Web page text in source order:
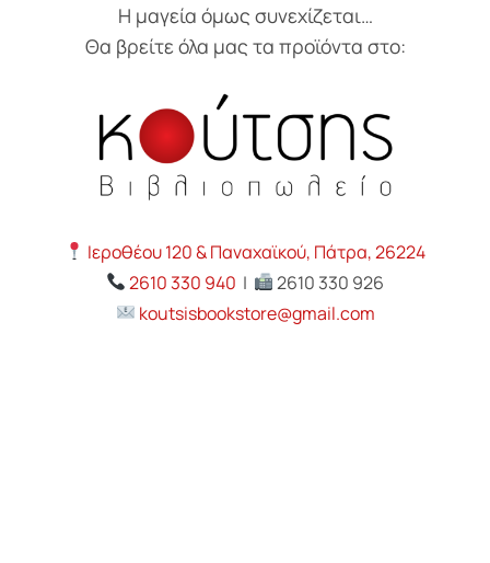
Η μαγεία όμως συνεχίζεται…
Θα βρείτε όλα μας τα προϊόντα στο:
Ιεροθέου 120 & Παναχαϊκού, Πάτρα, 26224
2610 330 940 |
2610 330 926
koutsisbookstore@gmail.com